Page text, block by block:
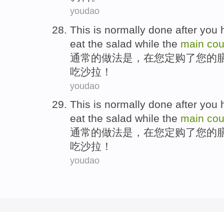
youdao
This is normally done after you
eat the salad while the main
通常的做法是 ， 在您定购了您的
吃沙拉 ！
youdao
This is normally done after you
eat the salad while the main
通常的做法是 ， 在您定购了您的
吃沙拉 ！
youdao